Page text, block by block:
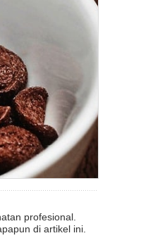
profesional.
di artikel ini.